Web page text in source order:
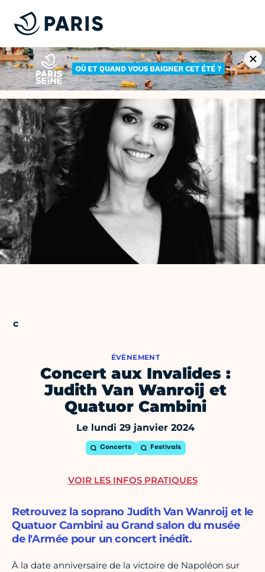
ÉVÈNEMENT
Concert aux Invalides :
Judith Van Wanroij et
Quatuor Cambini
Le lundi 29 janvier 2024
Concerts Festivals
Retrouvez la soprano Judith Van Wanroij et le
Quatuor Cambini au Grand salon du musée
de l'Armée pour un concert inédit.
À la date anniversaire de la victoire de Napoléon sur
VOIR LES INFOS PRATIQUES